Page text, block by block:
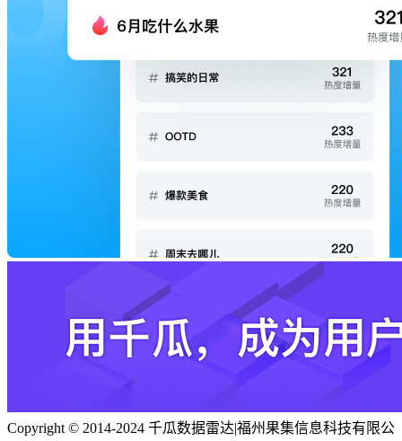
Copyright © 2014-2024 千瓜数据雷达|福州果集信息科技有限公